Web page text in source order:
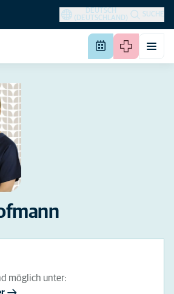
DEUTSCH
(DEUTSCHLAND)
SUCHE
möglich unter: